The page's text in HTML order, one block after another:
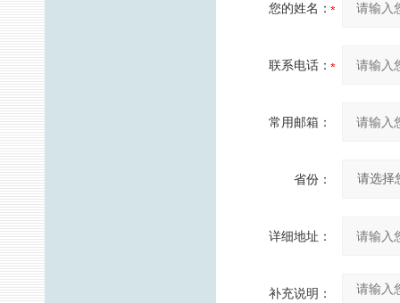
您的姓名：
联系电话：
常用邮箱：
省份：
详细地址：
补充说明：